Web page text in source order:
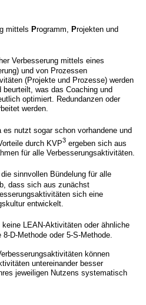
mittels Programm, Projekten und
Verbesserung mittels eines
und von Prozessen
(Projekte und Prozesse) werden
was das Coaching und
optimiert. Redundanzen oder
werden.
nutzt sogar schon vorhandene und
durch KVP3 ergeben sich aus
für alle Verbesserungsaktivitäten.
sinnvollen Bündelung für alle
dass sich aus zunächst
sich eine
entwickelt.
LEAN-Aktivitäten oder ähnliche
D-Methode oder 5-S-Methode.
können
untereinander besser
jeweiligen Nutzens systematisch